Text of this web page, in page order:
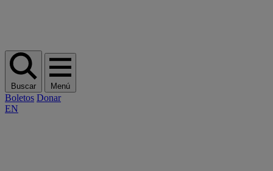
Buscar Menú
Boletos Donar
EN